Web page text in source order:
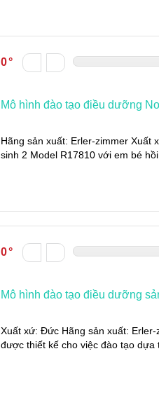
0
Mô hình đào tạo điều dưỡng
Hãng sản xuất: Erler-zimmer Xuất
sinh 2 Model R17810 với em bé
0
Mô hình đào tạo điều dưỡng
Xuất xứ: Đức Hãng sản xuất:
được thiết kế cho việc đào tạo dựa